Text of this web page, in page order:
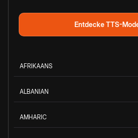
Entdecke TTS-
AFRIKAANS
ALBANIAN
AMHARIC